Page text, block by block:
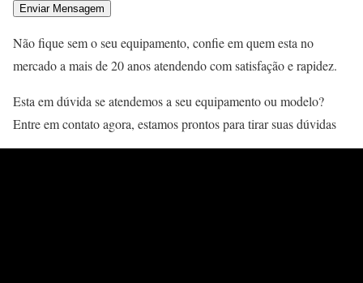
Não fique sem o seu equipamento, confie em quem esta no
mercado a mais de 20 anos atendendo com satisfação e rapidez.
Esta em dúvida se atendemos a seu equipamento ou modelo?
Entre em contato agora, estamos prontos para tirar suas dúvidas